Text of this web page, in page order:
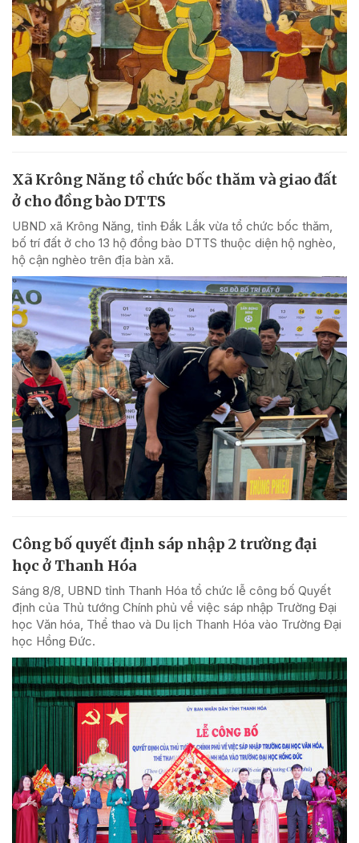
Xã Krông Năng tổ chức bốc thăm và giao đất
ở cho đồng bào DTTS
UBND xã Krông Năng, tỉnh Đắk Lắk vừa tổ chức bốc thăm,
bố trí đất ở cho 13 hộ đồng bào DTTS thuộc diện hộ nghèo,
hộ cận nghèo trên địa bàn xã.
Công bố quyết định sáp nhập 2 trường đại
học ở Thanh Hóa
Sáng 8/8, UBND tỉnh Thanh Hóa tổ chức lễ công bố Quyết
định của Thủ tướng Chính phủ về việc sáp nhập Trường Đại
học Văn hóa, Thể thao và Du lịch Thanh Hóa vào Trường Đại
học Hồng Đức.